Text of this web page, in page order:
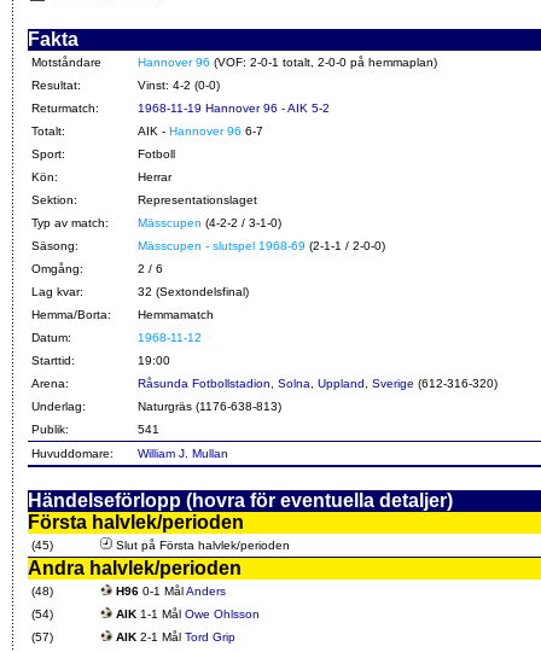
Fakta
Motståndare Hannover 96 (VOF: 2-0-1 totalt, 2-0-0 på hemmaplan)
Resultat:
Vinst: 4-2 (0-0)
Returmatch:
1968-11-19 Hannover 96 - AIK 5-2
Totalt:
AIK - Hannover 96 6-7
Sport:
Fotboll
Kön:
Herrar
Sektion:
Representationslaget
Typ av match:
Mässcupen (4-2-2 / 3-1-0)
Säsong:
Mässcupen - slutspel 1968-69 (2-1-1 / 2-0-0)
Omgång:
2 / 6
Lag kvar:
32 (Sextondelsfinal)
Hemma/Borta:
Hemmamatch
Datum:
1968-11-12
Starttid:
19:00
Arena:
Råsunda Fotbollstadion, Solna, Uppland, Sverige (612-316-320)
Underlag:
Naturgräs (1176-638-813)
Publik:
541
Huvuddomare:
William J. Mullan
Händelseförlopp (hovra för eventuella detaljer)
Första halvlek/perioden
(45) Slut på Första halvlek/perioden
Andra halvlek/perioden
(48) H96 0-1 MålAnders
(54)
AIK 1-1 Mål Owe Ohlsson
(57)
AIK 2-1 Mål Tord Grip